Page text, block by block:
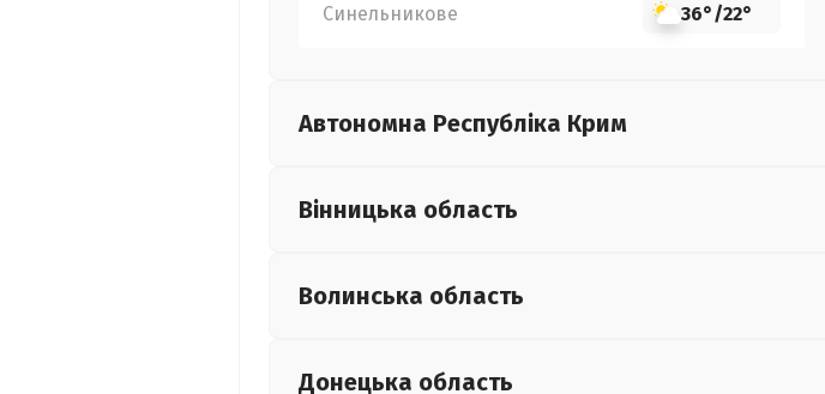
Синельникове 36°/22°
Автономна Республіка Крим
Вінницька область
Волинська область
Донецька область